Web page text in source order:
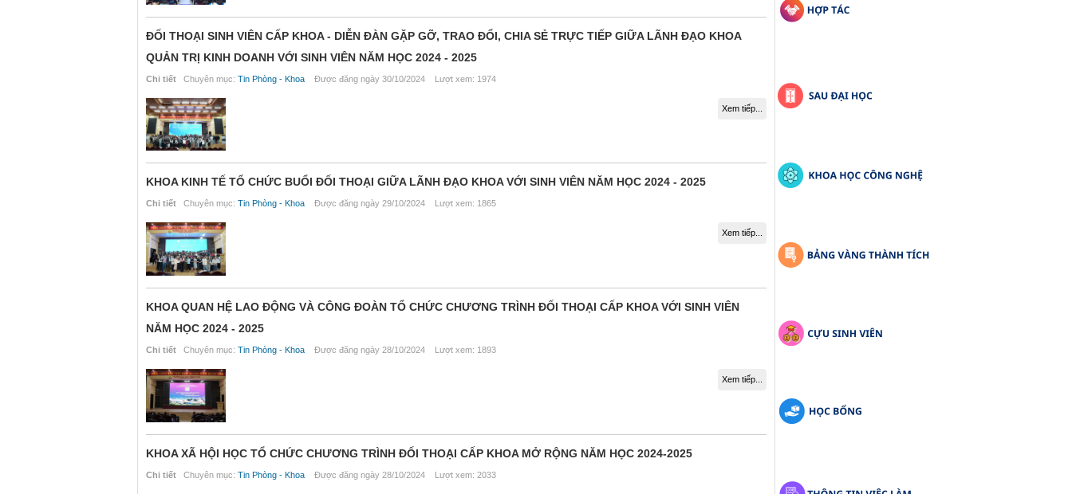
ĐỐI THOẠI SINH VIÊN CẤP KHOA - DIỄN ĐÀN GẶP GỠ, TRAO ĐỔI, CHIA SẺ TRỰC TIẾP GIỮA LÃNH ĐẠO KHOA
QUẢN TRỊ KINH DOANH VỚI SINH VIÊN NĂM HỌC 2024 - 2025
Chi tiết Chuyên mục: Tin Phòng - Khoa Được đăng ngày 30/10/2024 Lượt xem: 1974
Xem tiếp...
KHOA KINH TẾ TỔ CHỨC BUỔI ĐỐI THOẠI GIỮA LÃNH ĐẠO KHOA VỚI SINH VIÊN NĂM HỌC 2024 - 2025
Chi tiết Chuyên mục: Tin Phòng - Khoa Được đăng ngày 29/10/2024 Lượt xem: 1865
Xem tiếp...
KHOA QUAN HỆ LAO ĐỘNG VÀ CÔNG ĐOÀN TỔ CHỨC CHƯƠNG TRÌNH ĐỐI THOẠI CẤP KHOA VỚI SINH VIÊN
NĂM HỌC 2024 - 2025
Chi tiết Chuyên mục: Tin Phòng - Khoa Được đăng ngày 28/10/2024 Lượt xem: 1893
Xem tiếp...
KHOA XÃ HỘI HỌC TỔ CHỨC CHƯƠNG TRÌNH ĐỐI THOẠI CẤP KHOA MỞ RỘNG NĂM HỌC 2024-2025
Chi tiết Chuyên mục: Tin Phòng - Khoa Được đăng ngày 28/10/2024 Lượt xem: 2033